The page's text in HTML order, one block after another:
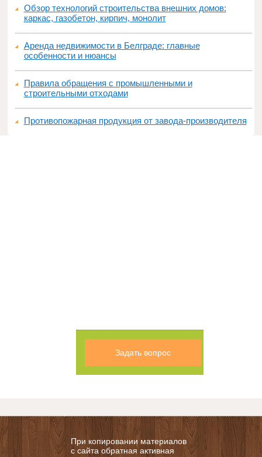
Обзор технологий строительства внешних домов:
каркас, газобетон, кирпич, монолит
Аренда недвижимости в Белграде: главные
особенности и нюансы
Правила обращения с промышленными и
строительными отходами
Противопожарная продукция от завода-производителя
Задать вопрос
При копировании материалов
с сайта обратная активная